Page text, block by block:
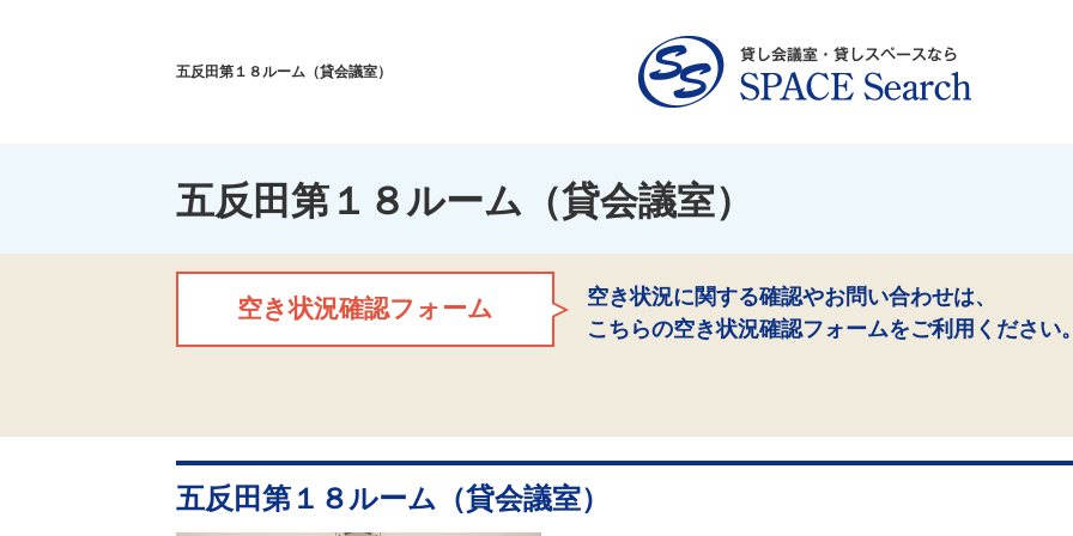
五反田第１８ルーム（貸会議室）
五反田第１８ルーム（貸会議室）
空き状況確認フォーム
空き状況に関する確認やお問い合わせは、
こちらの空き状況確認フォームをご利用ください
五反田第１８ルーム（貸会議室）